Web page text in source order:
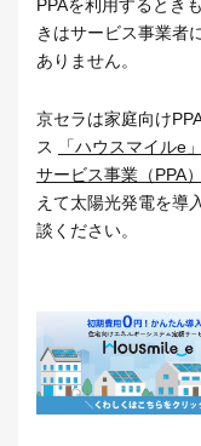
PPAを利用するとき
きはサービス事業者
ありません。
京セラは家庭向け
ス
「ハウスマイルe」
サービス事業（PPA）
えて太陽光発電を導
談ください。